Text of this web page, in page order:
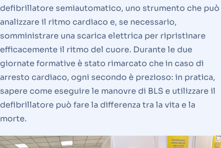
defibrillatore semiautomatico, uno strumento che può
analizzare il ritmo cardiaco e, se necessario,
somministrare una scarica elettrica per ripristinare
efficacemente il ritmo del cuore. Durante le due
giornate formative è stato rimarcato chein caso di
arresto cardiaco, ogni secondo è prezioso: in pratica,
sapere come eseguire le manovre di BLS e utilizzare il
defibrillatore può fare la differenza tra la vita e la
morte.